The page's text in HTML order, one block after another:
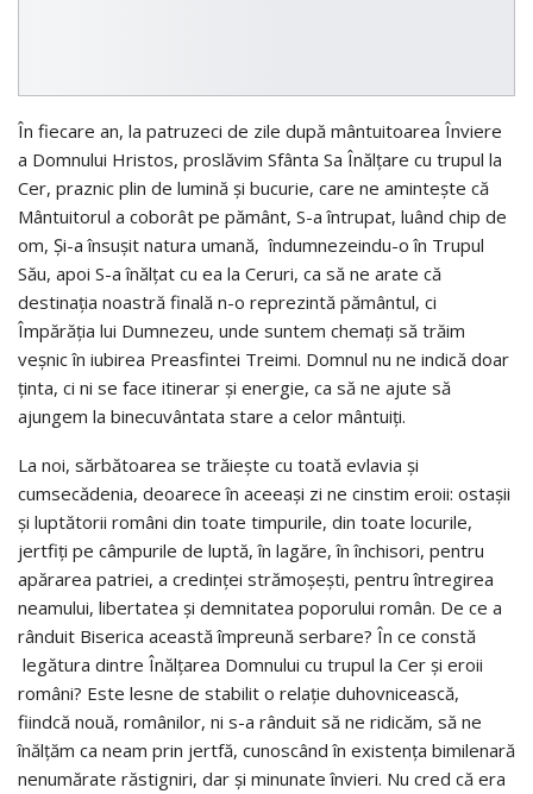
În fiecare an, la patruzeci de zile după mântuitoarea Înviere
a Domnului Hristos, proslăvim Sfânta Sa Înălțare cu trupul la
Cer, praznic plin de lumină și bucurie, care ne amintește că
Mântuitorul a coborât pe pământ, S-a întrupat, luând chip de
om, Și-a însușit natura umană, îndumnezeindu-o în Trupul
Său, apoi S-a înălțat cu ea la Ceruri, ca să ne arate că
destinația noastră finală n-o reprezintă pământul, ci
Împărăția lui Dumnezeu, unde suntem chemați să trăim
veşnic în iubirea Preasfintei Treimi. Domnul nu ne indică doar
ținta, ci ni se face itinerar și energie, ca să ne ajute să
ajungem la binecuvântata stare a celor mântuiţi.
La noi, sărbătoarea se trăieşte cu toată evlavia și
cumsecădenia, deoarece în aceeași zi ne cinstim eroii: ostaşii
şi luptătorii români din toate timpurile, din toate locurile,
jertfiţi pe câmpurile de luptă, în lagăre, în închisori, pentru
apărarea patriei, a credinţei strămoşeşti, pentru întregirea
neamului, libertatea şi demnitatea poporului român. De ce a
rânduit Biserica această împreună serbare? În ce constă
legătura dintre Înălțarea Domnului cu trupul la Cer și eroii
români? Este lesne de stabilit o relație duhovnicească,
fiindcă nouă, românilor, ni s-a rânduit să ne ridicăm, să ne
înălțăm ca neam prin jertfă, cunoscând în existența bimilenară
nenumărate răstigniri, dar și minunate învieri. Nu cred că era